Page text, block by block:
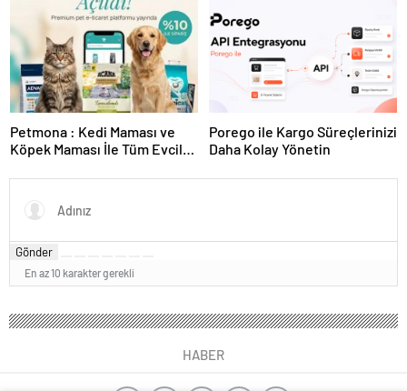
Petmona : Kedi Maması ve
Köpek Maması İle Tüm Evcil
Porego ile Kargo Süreçlerinizi
Daha Kolay Yönetin
Gönder
En az 10 karakter gerekli
HABER